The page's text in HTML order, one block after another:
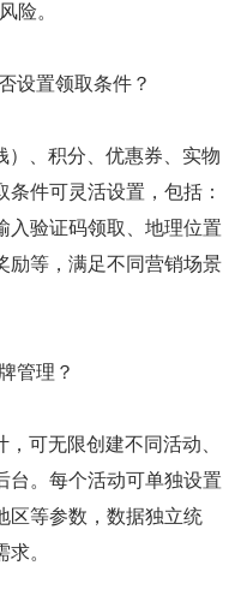
险。
设置领取条件？
、积分、优惠券、实物
件可灵活设置，包括：
入验证码领取、地理位置
励等，满足不同营销场景
管理？
可无限创建不同活动、
台。每个活动可单独设置
区等参数，数据独立统
。